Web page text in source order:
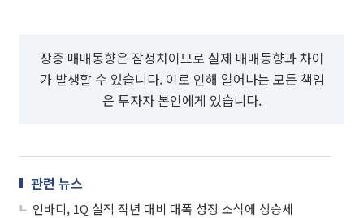
장중 매매동향은 잠정치이므로 실제 매매동향과 차이
가 발생할 수 있습니다. 이로 인해 일어나는 모든 책임
은 투자자 본인에게 있습니다.
관련 뉴스
인바디, 1Q 실적 작년 대비 대폭 성장 소식에 상승세